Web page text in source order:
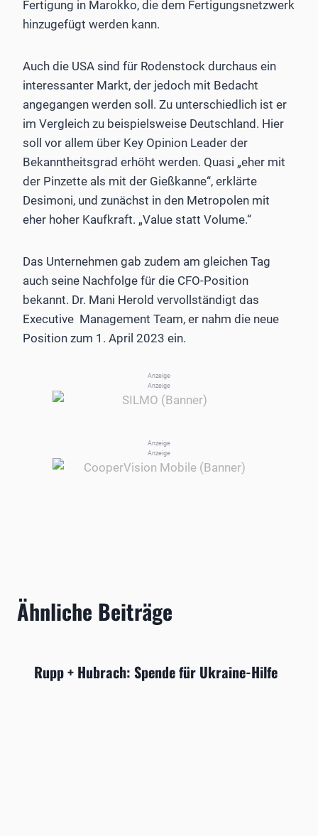
Fertigung in Marokko, die dem Fertigungsnetzwerk
hinzugefügt werden kann.
Auch die USA sind für Rodenstock durchaus ein
interessanter Markt, der jedoch mit Bedacht
angegangen werden soll. Zu unterschiedlich ist er
im Vergleich zu beispielsweise Deutschland. Hier
soll vor allem über Key Opinion Leader der
Bekanntheitsgrad erhöht werden. Quasi „eher mit
der Pinzette als mit der Gießkanne“, erklärte
Desimoni, und zunächst in den Metropolen mit
eher hoher Kaufkraft. „Value statt Volume.“
Das Unternehmen gab zudem am gleichen Tag
auch seine Nachfolge für die CFO-Position
bekannt. Dr. Mani Herold vervollständigt das
Executive Management Team, er nahm die neue
Position zum 1. April 2023 ein.
Anzeige
Anzeige
Anzeige
Anzeige
Ähnliche Beiträge
Rupp + Hubrach: Spende für Ukraine-Hilfe